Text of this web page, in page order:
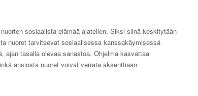
sosiaalista elämää ajatellen. Siksi siinä keskitytään
nuoret tarvitsevat sosiaalisessa kanssakäymisessä
ajan tasalla olevaa sanastoa. Ohjelma kasvattaa
ansiosta nuoret voivat verrata aksenttiaan